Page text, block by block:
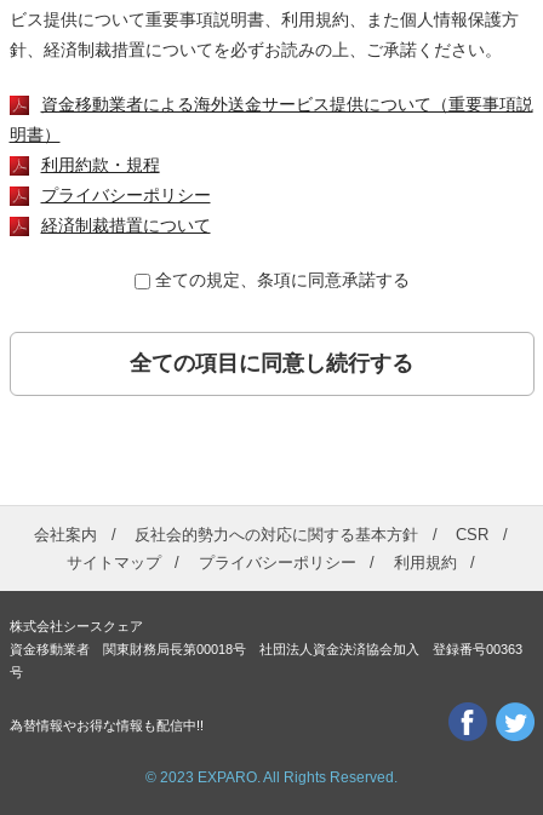
ビス提供について重要事項説明書、利用規約、また個人情報保護方
針、経済制裁措置についてを必ずお読みの上、ご承諾ください。
資金移動業者による海外送金サービス提供について（重要事項説
明書）
利用約款・規程
プライバシーポリシー
経済制裁措置について
全ての規定、条項に同意承諾する
全ての項目に同意し続行する
会社案内 反社会的勢力への対応に関する基本方針
CSR
サイトマップ
プライバシーポリシー 利用規約
株式会社シースクェア
資金移動業者 関東財務局長第00018号 社団法人資金決済協会加入 登録番号00363
号
為替情報やお得な情報も配信中!!
© 2023 EXPARO. All Rights Reserved.